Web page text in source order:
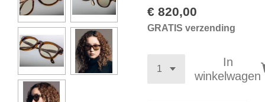
€ 820,00
GRATIS verzending
In
winkelwagen